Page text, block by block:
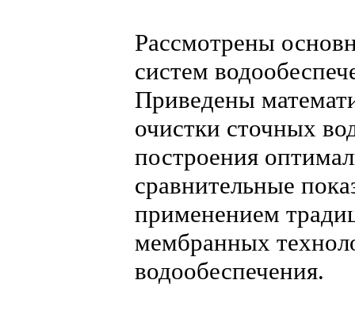
Рассмотрены
систем
Приведены
очистки сточных
построения
сравнительные
применением
мембранных
водообеспечения.